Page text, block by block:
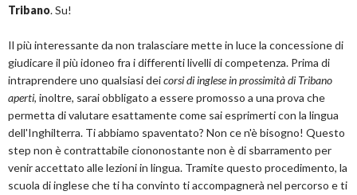
Tribano. Su!
Il più interessante da non tralasciare mette in luce la concessione di
giudicare il più idoneo fra i differenti livelli di competenza. Prima di
intraprendere uno qualsiasi deicorsi di inglese in prossimità di Tribano
aperti, inoltre, sarai obbligato a essere promosso a una prova che
permetta di valutare esattamente come sai esprimerti con la lingua
dell'Inghilterra. Ti abbiamo spaventato? Non ce n'è bisogno! Questo
step non è contrattabile ciononostante non è di sbarramento per
venir accettato alle lezioni in lingua. Tramite questo procedimento, la
scuola di inglese che ti ha convinto ti accompagnerà nel percorso e ti